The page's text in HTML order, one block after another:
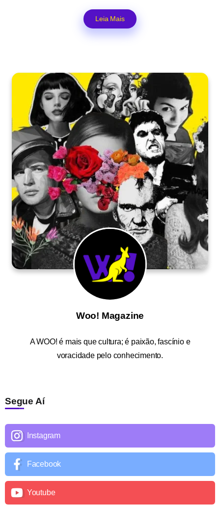
Leia Mais
Woo! Magazine
AWOO! é mais que cultura; é paixão, fascínio e
voracidade pelo conhecimento.
Segue Aí
Instagram
Facebook
Youtube